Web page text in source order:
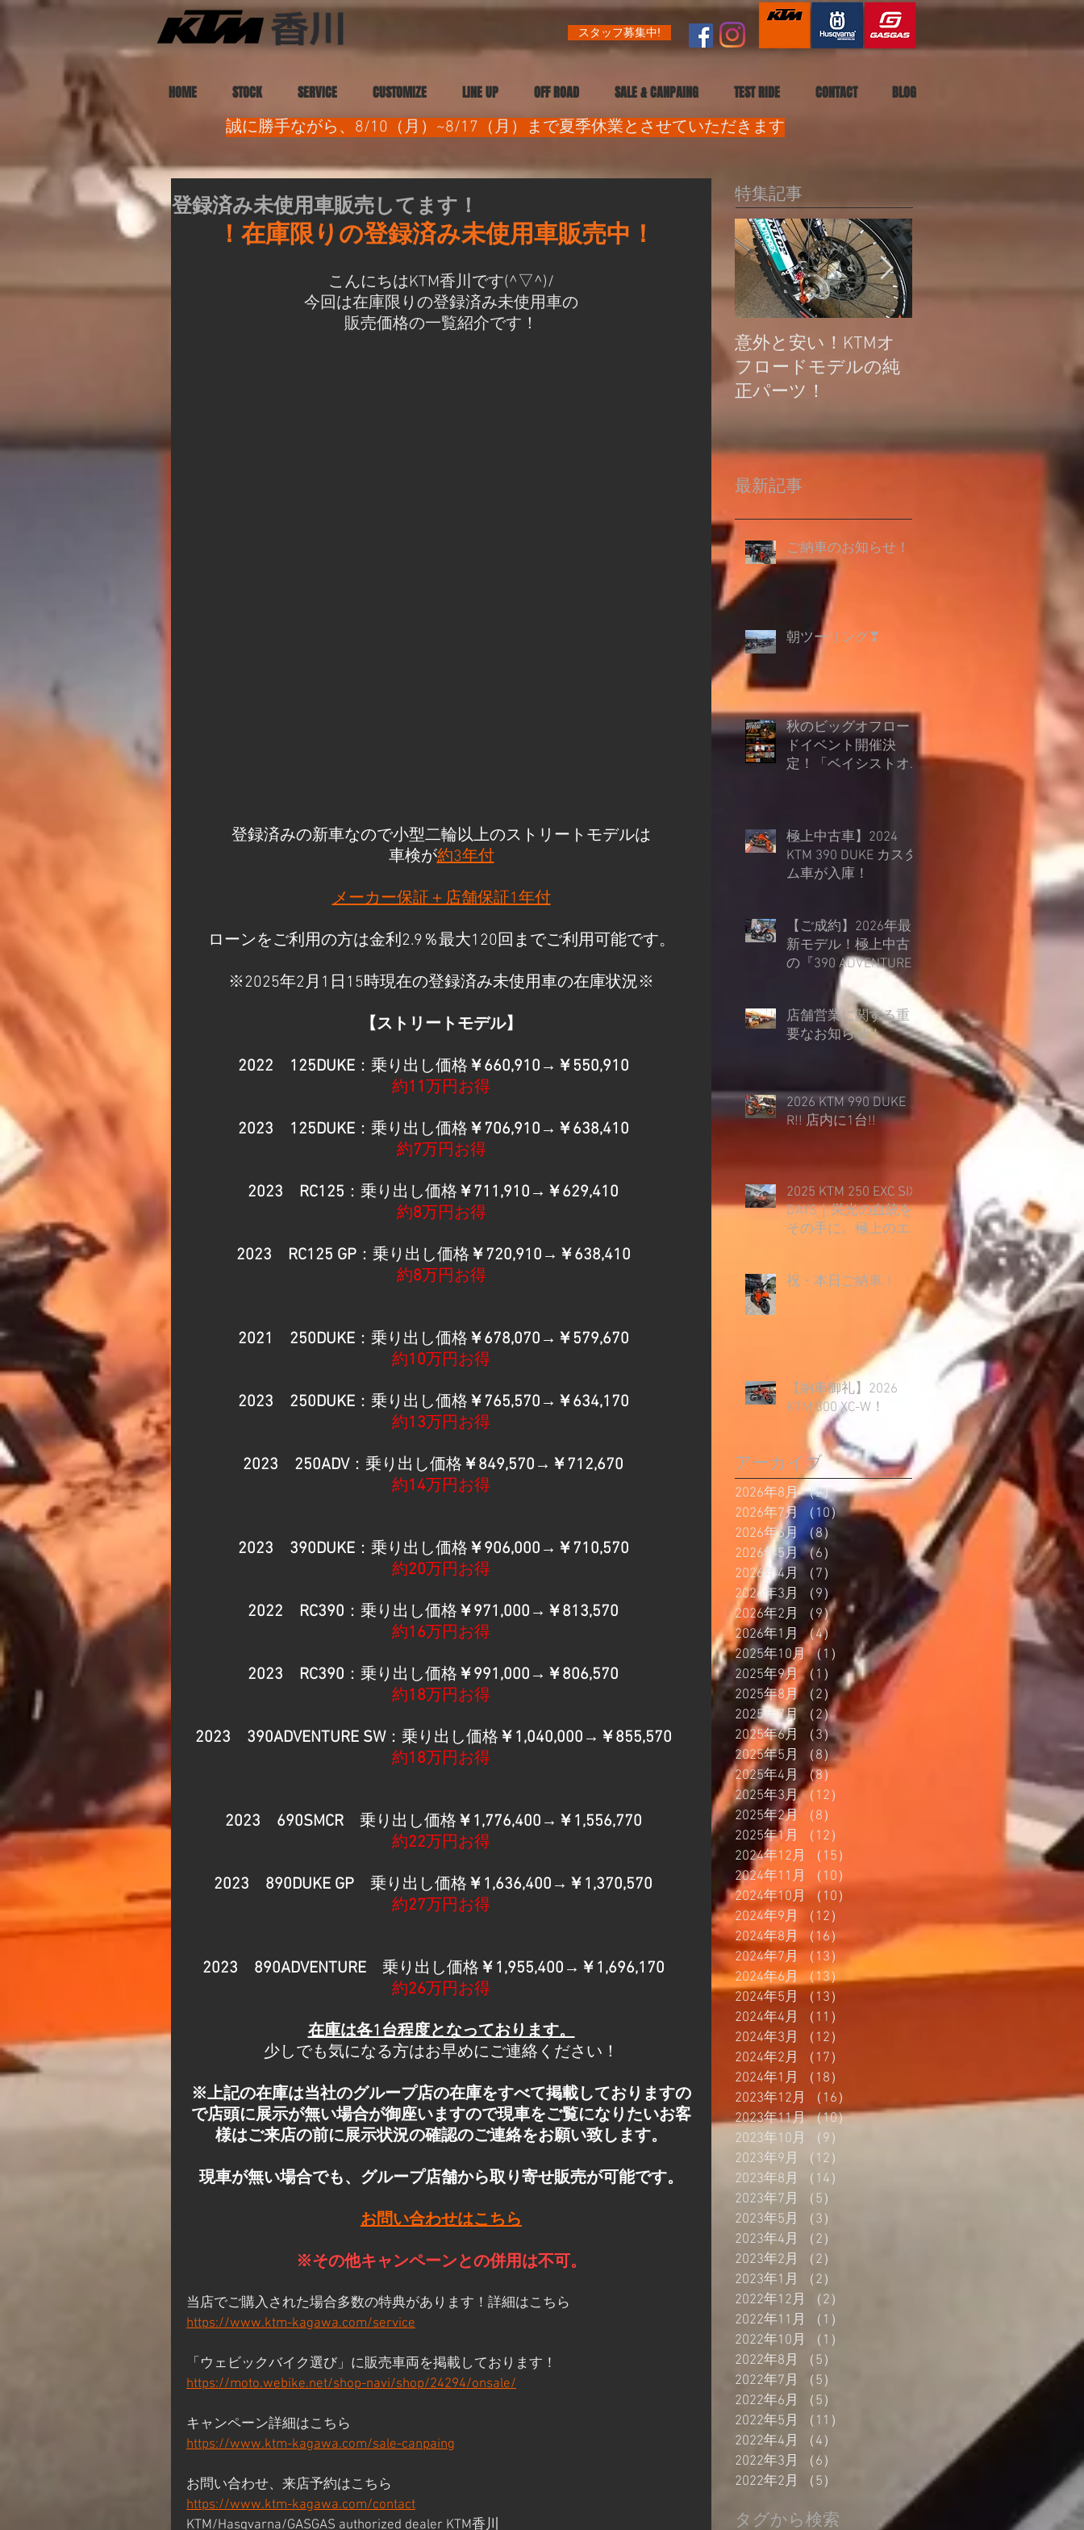
スタッフ募集中!
HOME STOCK SERVICE CUSTOMIZE LINE UP OFF ROAD SALE & CANPAING TEST RIDE CONTACT BLOG
誠に勝手ながら、8/10（月）~8/17（月）まで夏季休業とさせていただきます
登録済み未使用車販売してます！
！在庫限りの登録済み未使用車販売中！
こんにちはKTM香川です(^▽^)/
今回は在庫限りの登録済み未使用車の
販売価格の一覧紹介です！
登録済みの新車なので小型二輪以上のストリートモデルは
車検が約3年付
メーカー保証＋店舗保証1年付
ローンをご利用の方は金利2.9％最大120回までご利用可能です。
※2025年2月1日15時現在の登録済み未使用車の在庫状況※​​​
【ストリートモデル】​
2022　​125DUKE：乗り出し価格 ￥660,910→￥550,910
約11万円お得
2023　​125DUKE：乗り出し価格 ￥706,910→￥638,410
​約7万円お得
2023　RC125 ：乗り出し価格 ￥711,910→￥629,410
約8万円お得
2023　RC125 GP：乗り出し価格 ￥720,910→￥638,410
​約8万円お得
2021　250DUKE：乗り出し価格 ￥678,070→￥579,670
​約10万円お得
2023　250DUKE：乗り出し価格 ￥765,570→￥634,170
約13万円お得
2023　250ADV：乗り出し価格 ￥849,570→￥712,670
約14万円お得
2023　390DUKE：乗り出し価格 ￥906,000→￥710,570
​約20万円お得
2022　RC390 ：乗り出し価格 ￥971,000→￥813,570
約16万円お得
2023　RC390 ：乗り出し価格 ￥991,000→￥806,570
約18万円お得
2023　390ADVENTURE SW：乗り出し価格 ￥1,040,000→￥855,570
約18万円お得
2023　690SMCR 乗り出し価格 ￥1,776,400→￥1,556,770
約22万円お得
2023　890DUKE GP 乗り出し価格 ￥1,636,400→￥1,370,570
約27万円お得
2023　890ADVENTURE 乗り出し価格 ￥1,955,400→￥1,696,170
​約26万円お得
在庫は各1台程度となっております。
少しでも気になる方はお早めにご連絡ください！
※上記の在庫は当社のグループ店の在庫をすべて掲載しておりますの
で店頭に展示が無い場合が御座いますので現車をご覧になりたいお客
様はご来店の前に展示状況の確認のご連絡をお願い致します。
現車が無い場合でも、グループ店舗から取り寄せ販売が可能です。​
お問い合わせはこちら
​※その他キャンペーンとの併用は不可。
当店でご購入された場合多数の特典があります！詳細はこちら
https://www.ktm-kagawa.com/service
「ウェビックバイク選び」に販売車両を掲載しております！
https://moto.webike.net/shop-navi/shop/24294/onsale/
キャンペーン詳細はこちら
https://www.ktm-kagawa.com/sale-canpaing
お問い合わせ、来店予約はこちら
https://www.ktm-kagawa.com/contact
KTM/Hasqvarna/GASGAS authorized dealer KTM香川
特集記事
意外と安い！KTMオ
フロードモデルの純
正パーツ！
最新記事
ご納車のお知らせ！
朝ツーリング❣
秋のビッグオフロー
ドイベント開催決
定！「ベイシストオ
極上中古車】2024
KTM 390 DUKE カスタ
ム車が入庫！
【ご成約】2026年最
新モデル！極上中古
の『390 ADVENTURE
R』を45mmローダウ
ン仕様でご納車！
店舗営業に関する重
要なお知らせ！
2026 KTM 990 DUKE
R!! 店内に1台!!
2025 KTM 250 EXC SIX
DAYS｜栄光の血統を
その手に。極上のエ
祝・本日ご納車！
【納車御礼】2026
KTM 300 XC-W！
アーカイブ
2026年8月 （2）2件の記事
2026年7月
（10）10件の記事
2026年6月 （8）
8件の記事
2026年5月 （6）
2026年4月
（7）
2026年3月
（9） 9件の記事
2026年2月
（9） 9件の記事
2026年1月 （4）
4件の記事
2025年10月 （1）
1件の記事
2025年9月 （1）
1件の記事
2025年8月
（2）2件の記事
2025年7月 （2）2件の記事
2025年6月
（3） 3件の記事
2025年5月
（8）8件の記事
2025年4月 （8）
2025年3月 （12）
2025年2月
（8）
2025年1月
（12）
2024年12月
（15）
2024年11月
（10）
2024年10月
（10）
2024年9月
（12）
2024年8月
（16）
16件の記事
2024年7月
（13）
13件の記事
2024年6月
（13）13件の記事
2024年5月
（13）
2024年4月
（11）
2024年3月
（12）
2024年2月
（17）
2024年1月
（18）
2023年12月
（16）
2023年11月 （10）10件の記事
2023年10月
（9）
2023年9月
（12）
2023年8月
（14）
2023年7月
（5）
2023年5月
（3）
2023年4月
（2）
2023年2月
（2）
2023年1月
（2）
2022年12月
（2）
2022年11月
（1）
2022年10月
（1）
2022年8月
（5）
2022年7月
（5）
2022年6月
（5）
2022年5月
（11）
2022年4月
（4）
2022年3月
（6）
2022年2月
（5）
タグから検索